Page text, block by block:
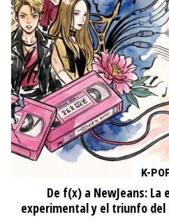
K-
De f(x) a NewJeans: La
experimental y el triunfo